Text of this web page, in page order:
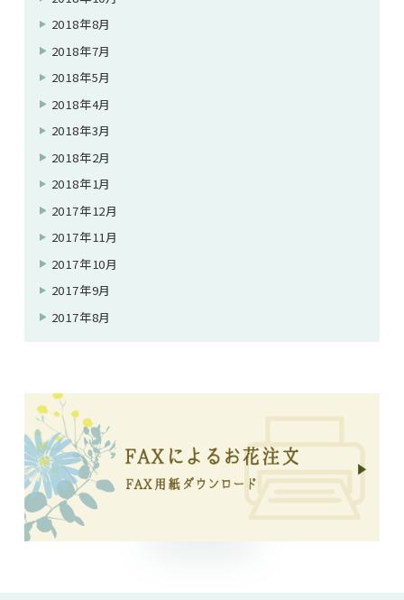
2018年8月
2018年7月
2018年5月
2018年4月
2018年3月
2018年2月
2018年1月
2017年12月
2017年11月
2017年10月
2017年9月
2017年8月